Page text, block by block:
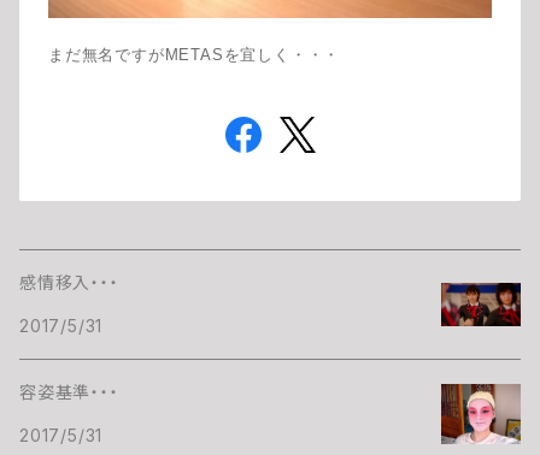
まだ無名ですがMETASを宜しく・・・
感情移入・・・
2017/5/31
容姿基準・・・
2017/5/31